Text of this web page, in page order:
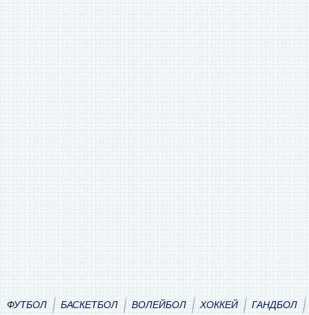
ФУТБОЛ БАСКЕТБОЛ ВОЛЕЙБОЛ ХОККЕЙ ГАНДБОЛ